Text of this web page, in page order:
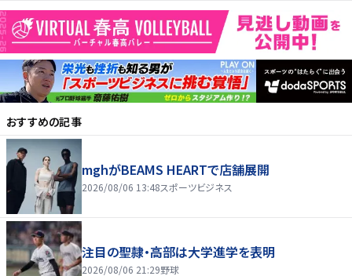
おすすめの記事
mghがBEAMS HEARTで店舗展開
2026/08/06 13:48スポーツビジネス
注目の聖隷・高部は大学進学を表明
2026/08/06 21:29野球